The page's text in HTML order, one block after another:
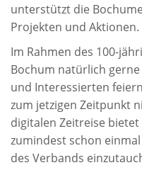
unterstützt die
Projekten und Aktionen.
Im Rahmen des 100-
Bochum natürlich
und Interessierten
zum jetzigen Zeitpunkt
digitalen Zeitreise
zumindest schon
des Verbands